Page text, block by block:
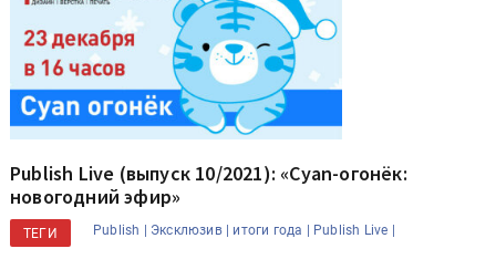
Publish Live (выпуск 10/2021): «Cyan-огонёк:
новогодний эфир»
ТЕГИ Publish | Эксклюзив | итоги года | Publish Live |